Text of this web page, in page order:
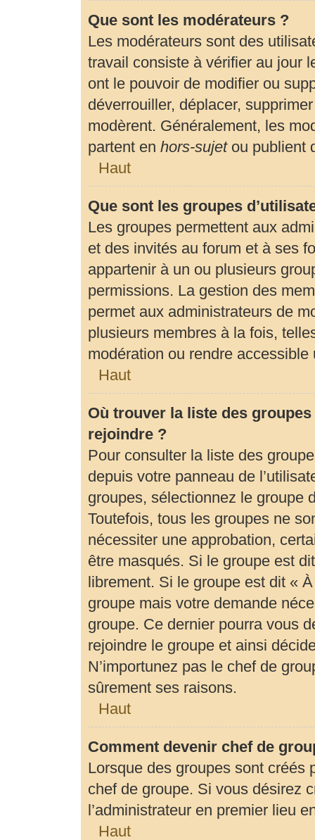
Que sont les modérateurs ?
Les modérateurs sont des
travail consiste à vérifier au jour
ont le pouvoir de modifier ou
déverrouiller, déplacer,
modèrent. Généralement, les
partent en hors-sujetou publient
Haut
Que sont les groupes
Les groupes permettent aux
et des invités au forum et à ses
appartenir à un ou plusieurs
permissions. La gestion des
permet aux administrateurs de
plusieurs membres à la fois,
modération ou rendre accessible
Haut
Où trouver la liste des
rejoindre ?
Pour consulter la liste des
depuis votre panneau de
groupes, sélectionnez le groupe
Toutefois, tous les groupes ne
nécessiter une approbation,
être masqués. Si le groupe est
librement. Si le groupe est dit «
groupe mais votre demande
groupe. Ce dernier pourra vous
rejoindre le groupe et ainsi
N’importunez pas le chef de
sûrement ses raisons.
Haut
Comment devenir chef de
Lorsque des groupes sont créés
chef de groupe. Si vous désirez
l’administrateur en premier lieu
Haut